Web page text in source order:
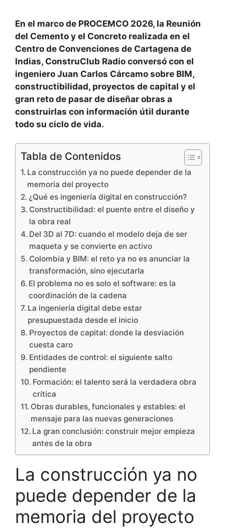
En el marco de PROCEMCO 2026, la Reunión
del Cemento y el Concreto realizada en el
Centro de Convenciones de Cartagena de
Indias, ConstruClub Radio conversó con el
ingeniero Juan Carlos Cárcamo sobre BIM,
constructibilidad, proyectos de capital y el
gran reto de pasar de diseñar obras a
construirlas con información útil durante
todo su ciclo de vida.
Tabla de Contenidos
La construcción ya no puede depender de la
memoria del proyecto
¿Qué es ingeniería digital en construcción?
Constructibilidad: el puente entre el diseño y
la obra real
Del 3D al 7D: cuando el modelo deja de ser
maqueta y se convierte en activo
Colombia y BIM: el reto ya no es anunciar la
transformación, sino ejecutarla
El problema no es solo el software: es la
coordinación de la cadena
La ingeniería digital debe estar
presupuestada desde el inicio
Proyectos de capital: donde la desviación
cuesta caro
Entidades de control: el siguiente salto
pendiente
Formación: el talento será la verdadera obra
crítica
Obras durables, funcionales y estables: el
mensaje para las nuevas generaciones
La gran conclusión: construir mejor empieza
antes de la obra
La construcción ya no
puede depender de la
memoria del proyecto